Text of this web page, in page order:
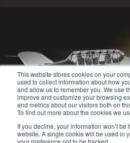
This website stores cookies on your
used to collect information about how
and allow us to remember you. We use
improve and customize your browsing
and metrics about our visitors both on
To find out more about the cookies we
If you decline, your information won’t
website. A single cookie will be used in
your preference not to be tracked.
© 2020-2024 Safety Jogger